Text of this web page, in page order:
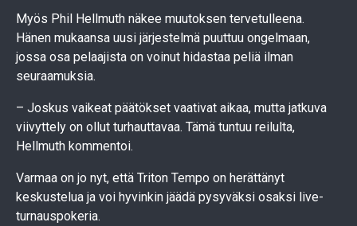
Myös Phil Hellmuth näkee muutoksen tervetulleena.
Hänen mukaansa uusi järjestelmä puuttuu ongelmaan,
jossa osa pelaajista on voinut hidastaa peliä ilman
seuraamuksia.
– Joskus vaikeat päätökset vaativat aikaa, mutta jatkuva
viivyttely on ollut turhauttavaa. Tämä tuntuu reilulta,
Hellmuth kommentoi.
Varmaa on jo nyt, että Triton Tempo on herättänyt
keskustelua ja voi hyvinkin jäädä pysyväksi osaksi live-
turnauspokeria.